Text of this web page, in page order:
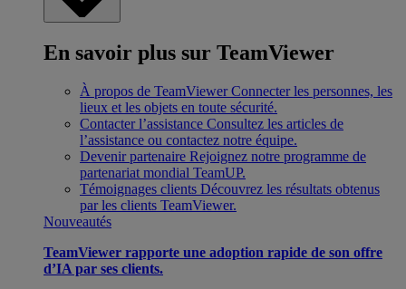
En savoir plus sur TeamViewer
À propos de TeamViewer Connecter les personnes, les
lieux et les objets en toute sécurité.
Contacter l’assistance Consultez les articles de
l’assistance ou contactez notre équipe.
Devenir partenaire Rejoignez notre programme de
partenariat mondial TeamUP.
Témoignages clients Découvrez les résultats obtenus
par les clients TeamViewer.
Nouveautés
TeamViewer rapporte une adoption rapide de son offre
d’IA par ses clients.